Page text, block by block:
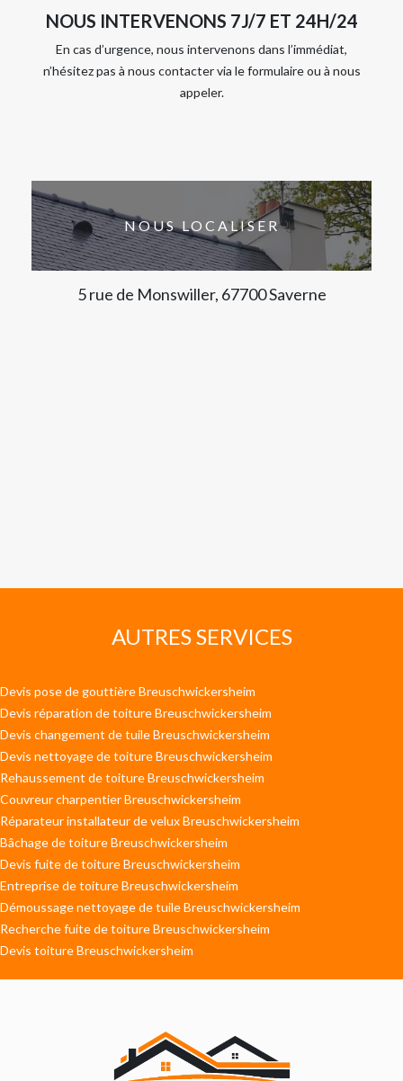
NOUS INTERVENONS 7J/7 ET 24H/24
En cas d’urgence, nous intervenons dans l’immédiat,
n’hésitez pas à nous contacter via le formulaire ou à nous
appeler.
NOUS LOCALISER
5 rue de Monswiller, 67700 Saverne
AUTRES SERVICES
Devis pose de gouttière Breuschwickersheim
Devis réparation de toiture Breuschwickersheim
Devis changement de tuile Breuschwickersheim
Devis nettoyage de toiture Breuschwickersheim
Rehaussement de toiture Breuschwickersheim
Couvreur charpentier Breuschwickersheim
Réparateur installateur de velux Breuschwickersheim
Bâchage de toiture Breuschwickersheim
Devis fuite de toiture Breuschwickersheim
Entreprise de toiture Breuschwickersheim
Démoussage nettoyage de tuile Breuschwickersheim
Recherche fuite de toiture Breuschwickersheim
Devis toiture Breuschwickersheim